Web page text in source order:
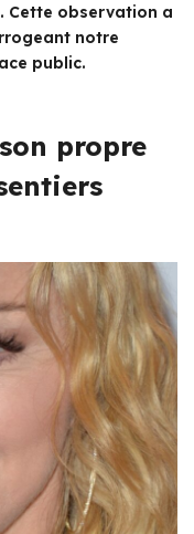
Cette observation a
notre
public.
propre